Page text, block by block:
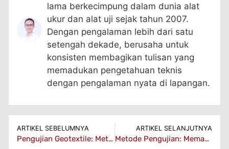
lama berkecimpung dalam dunia alat
ukur dan alat uji sejak tahun 2007.
Dengan pengalaman lebih dari satu
setengah dekade, berusaha untuk
konsisten membagikan tulisan yang
memadukan pengetahuan teknis
dengan pengalaman nyata di lapangan.
ARTIKEL SEBELUMNYA
Pengujian Geotextile: Metode, Prosedur, dan Pentingnya dalam Konstruksi
ARTIKEL SELANJUTNYA
Metode Pengujian: Memahami Pentingnya dan Berbagai Tekniknya